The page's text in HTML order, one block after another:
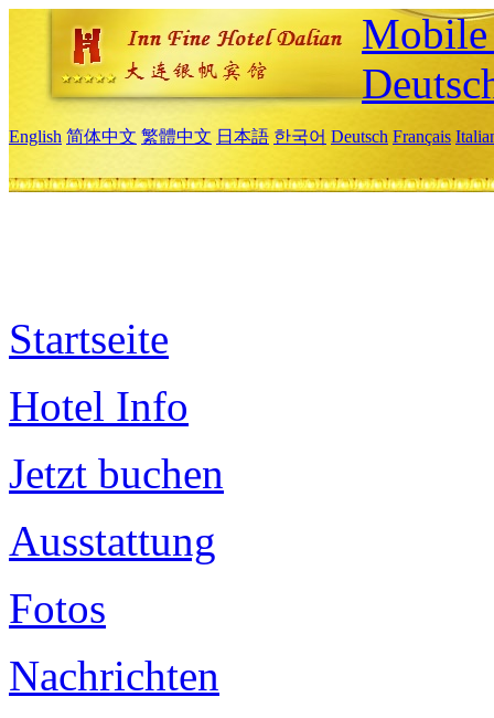
English 简体中文 繁體中文 日本語 한국어 Deutsch Français
Startseite
Hotel Info
Jetzt buchen
Ausstattung
Fotos
Nachrichten